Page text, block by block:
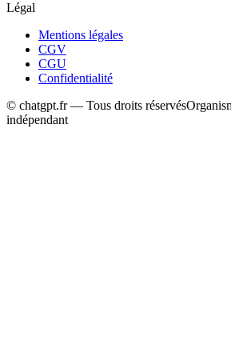
Légal
Mentions légales
CGV
CGU
Confidentialité
© chatgpt.fr — Tous droits réservés
indépendant